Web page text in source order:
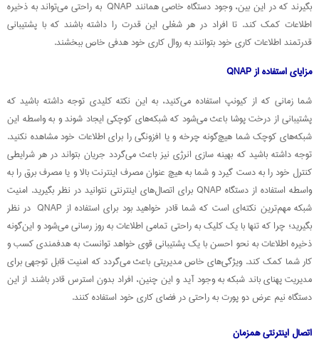
بگیرند که در این بین، وجود دستگاه خاصی همانند QNAP به راحتی می‌تواند به ذخیره
اطلاعات کمک کند. تا افراد در هر شغلی این قدرت را داشته باشند که با پشتیبانی
قدرتمند اطلاعات کاری خود بتوانند به روال کاری خود هدفی خاص ببخشند.
مزایای استفاده از QNAP
شما زمانی که از کیونپ استفاده می‌کنید، به این نکته کلیدی توجه داشته باشید که
پشتیبانی از درخت پوشا باعث می‌شود که شبکه‌های کوچکی ایجاد شوند و به واسطه این
شبکه‌های کوچک شما هیچ‌گونه چرخه و یا افزونگی را برای اطلاعات خود مشاهده نکنید.
توجه داشته باشید که بهینه سازی انرژی نیز باعث می‌گردد جریان بتواند در هر شرایطی
کنترل خود را به دست گیرد و شما به هیچ عنوان مصرف اینترنت بالا و یا مصرف برق را به
واسطه استفاده از دستگاه QNAP برای اتصال‌های اینترنتی نتوانید در نظر بگیرید. امنیت
شبکه مهم‌ترین نکته‌ای است که شما قادر خواهید بود برای استفاده از QNAP در نظر
بگیرید؛ چرا که تنها با یک کلیک به راحتی تمامی اطلاعات به روز رسانی می‌شود و این‌گونه
ذخیره اطلاعات به نحو احسن با یک پشتیبانی قوی خواهد توانست به هدفمندی کسب و
کار شما کمک کند. ویژگی‌های خاص مدیریتی باعث می‌گردد که امنیت قابل توجهی برای
مدیریت پهنای باند شبکه به وجود آید و این چنین، افراد بدون استرس قادر باشند از این
دستگاه نیم عرض دو پورت به راحتی در فضای کاری خود استفاده کنند.
اتصال اینترنتی همزمان